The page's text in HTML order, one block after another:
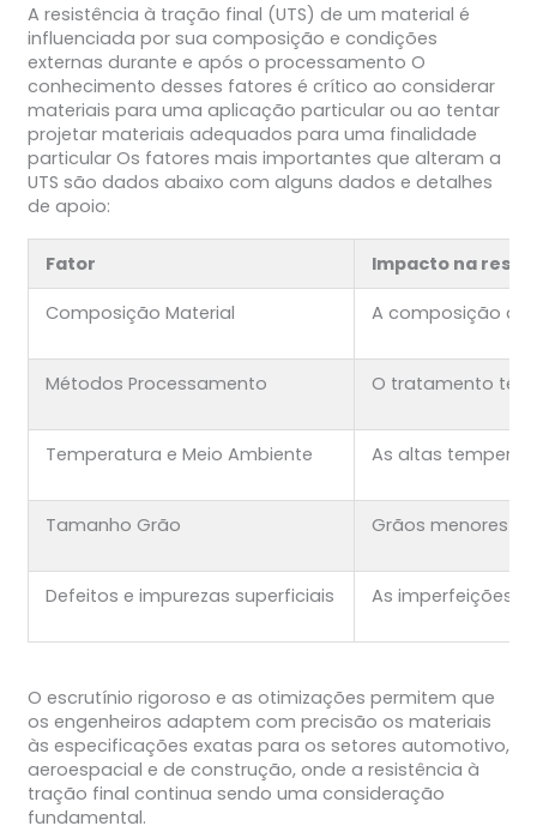
A resistência à tração final (UTS) de um material é
influenciada por sua composição e condições
externas durante e após o processamento O
conhecimento desses fatores é crítico ao considerar
materiais para uma aplicação particular ou ao tentar
projetar materiais adequados para uma finalidade
particular Os fatores mais importantes que alteram a
UTS são dados abaixo com alguns dados e detalhes
de apoio:
Fator Impacto na
Composição Material A composição
Métodos Processamento O tratamento
Temperatura e Meio Ambiente As altas
Tamanho Grão Grãos menores
Defeitos e impurezas superficiais As imperfeições
O escrutínio rigoroso e as otimizações permitem que
os engenheiros adaptem com precisão os materiais
às especificações exatas para os setores automotivo,
aeroespacial e de construção, onde a resistência à
tração final continua sendo uma consideração
fundamental.